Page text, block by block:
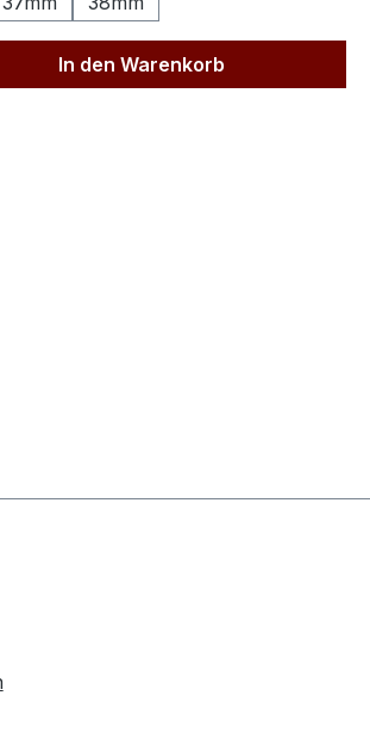
den gewünschten Wert
In den Warenkorb